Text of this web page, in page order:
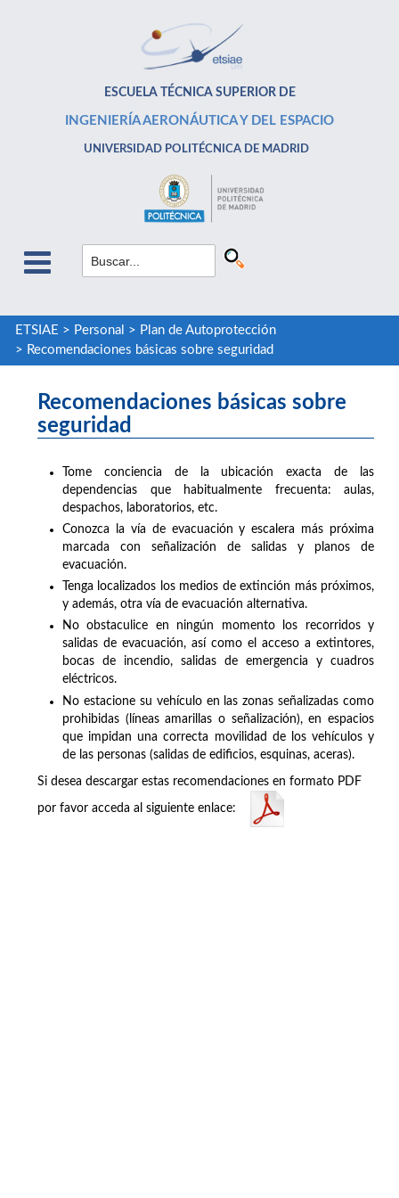
ESCUELA TÉCNICA SUPERIOR DE
INGENIERÍA AERONÁUTICA Y DEL ESPACIO
UNIVERSIDAD POLITÉCNICA DE MADRID
ETSIAE > Personal > Plan de Autoprotección
> Recomendaciones básicas sobre seguridad
Recomendaciones básicas sobre
seguridad
Tome conciencia de la ubicación exacta de las
dependencias que habitualmente frecuenta: aulas,
despachos, laboratorios, etc.
Conozca la vía de evacuación y escalera más próxima
marcada con señalización de salidas y planos de
evacuación.
Tenga localizados los medios de extinción más próximos,
y además, otra vía de evacuación alternativa.
No obstaculice en ningún momento los recorridos y
salidas de evacuación, así como el acceso a extintores,
bocas de incendio, salidas de emergencia y cuadros
eléctricos.
No estacione su vehículo en las zonas señalizadas como
prohibidas (líneas amarillas o señalización), en espacios
que impidan una correcta movilidad de los vehículos y
de las personas (salidas de edificios, esquinas, aceras).
Si desea descargar estas recomendaciones en formato PDF
por favor acceda al siguiente enlace: